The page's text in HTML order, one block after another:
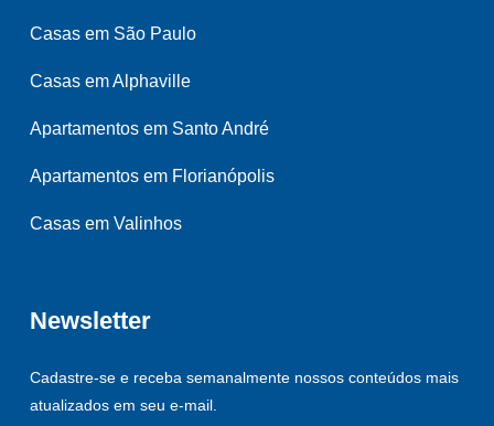
Casas em São Paulo
Casas em Alphaville
Apartamentos em Santo André
Apartamentos em Florianópolis
Casas em Valinhos
Newsletter
Cadastre-se e receba semanalmente nossos conteúdos mais
atualizados em seu e-mail.